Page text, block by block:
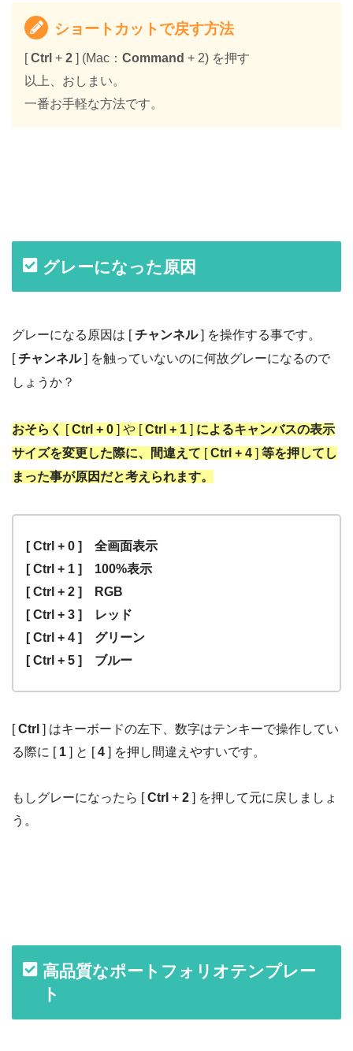
ショートカットで戻す方法
[Ctrl + 2 ] (Mac： Command + 2) を押す
以上、おしまい。
一番お手軽な方法です。
グレーになった原因
グレーになる原因は [ チャンネル] を操作する事です。
チャンネル] を触っていないのに何故グレーになるので
しょうか？
おそらく Ctrl + 0 ] や [ Ctrl + 1
によるキャンバスの表示
サイズを変更した際に、間違えて
Ctrl + 4
等を押してし
まった事が原因だと考えられます。
[ Ctrl + 0 ] 全画面表示
[ Ctrl + 1 ] 100%表示
[ Ctrl + 2 ] RGB
[ Ctrl + 3 ] レッド
[ Ctrl + 4 ] グリーン
[ Ctrl + 5 ] ブルー
Ctrl
] はキーボードの左下、数字はテンキーで操作してい
る際に [ 1 ] と [ 4 ] を押し間違えやすいです。
もしグレーになったら [ Ctrl + 2 ] を押して元に戻しましょ
う。
高品質なポートフォリオテンプレー
ト